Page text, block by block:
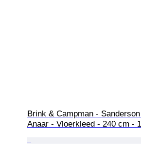
Brink & Campman -
Anaar - Vloerkleed - 240 cm -